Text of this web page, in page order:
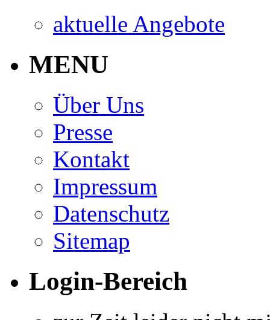
aktuelle Angebote
MENU
Über Uns
Presse
Kontakt
Impressum
Datenschutz
Sitemap
Login-Bereich